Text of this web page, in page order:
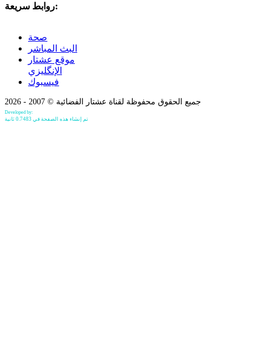
روابط سريعة:
صحة
البث المباشر
موقع عشتار
الإنگليزي
فيسبوك
جميع الحقوق محفوظة لقناة عشتار الفضائية © 2007 - 2026
Developed by:
تم إنشاء هذه الصفحة في 0.7483 ثانية